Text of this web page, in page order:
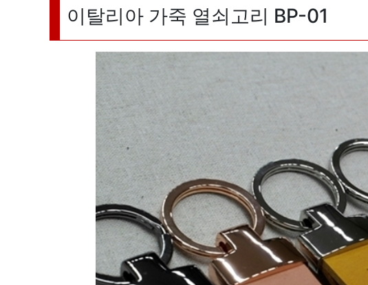
이탈리아 가죽 열쇠고리 BP-01